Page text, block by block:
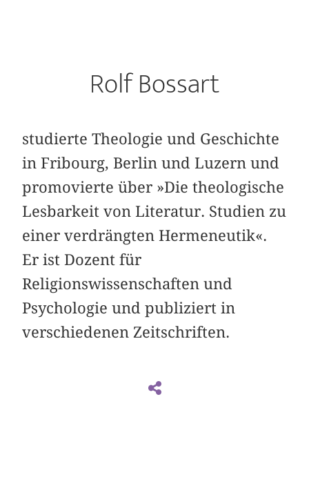
Rolf Bossart
studierte Theologie und Geschichte
in Fribourg, Berlin und Luzern und
promovierte über »Die theologische
Lesbarkeit von Literatur. Studien zu
einer verdrängten Hermeneutik«.
Er ist Dozent für
Religionswissenschaften und
Psychologie und publiziert in
verschiedenen Zeitschriften.